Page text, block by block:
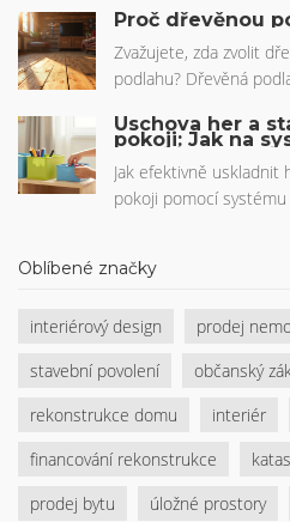
před podepsáním
Proč dřevěnou
Zvažujete, zda zvolit
podlahu? Dřevěná
objevíte výhody a
prostorům a jaké jsou
a zjistěte, která
Úschova her a
pokoji: Jak na
funguje
Jak efektivně uskladnit
pokoji pomocí
Oblíbené značky
interiérový design prodej
stavební povolení
občanský
rekonstrukce domu
interiér
financování rekonstrukce
prodej bytu
úložné prostory